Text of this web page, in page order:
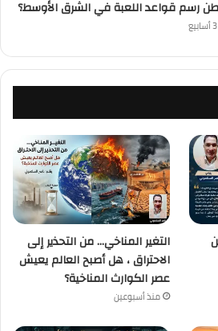
رسم قواعد اللعبة في الشرق الأوسط؟
التغير المناخي… من التحذير إلى
الاحتراق ، هل أصبح العالم يعيش
عصر الكوارث المناخية؟
منذ أسبوعين